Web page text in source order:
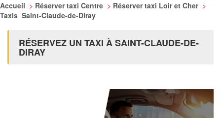
Accueil > Réserver taxi Centre > Réserver taxi Loir et Cher >
Taxis Saint-Claude-de-Diray
RÉSERVEZ UN TAXI À SAINT-CLAUDE-DE-
DIRAY